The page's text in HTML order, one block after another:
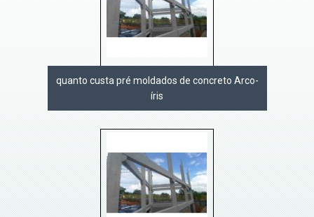
quanto custa pré moldados de concreto Arco-
íris